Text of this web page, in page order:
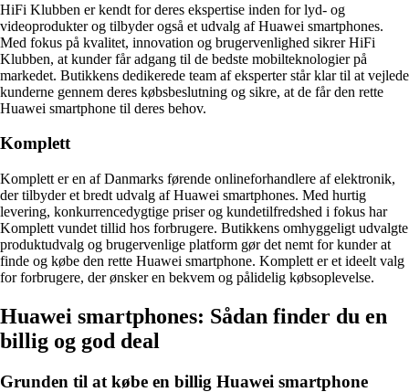
HiFi Klubben er kendt for deres ekspertise inden for lyd- og
videoprodukter og tilbyder også et udvalg af Huawei smartphones.
Med fokus på kvalitet, innovation og brugervenlighed sikrer HiFi
Klubben, at kunder får adgang til de bedste mobilteknologier på
markedet. Butikkens dedikerede team af eksperter står klar til at vejlede
kunderne gennem deres købsbeslutning og sikre, at de får den rette
Huawei smartphone til deres behov.
Komplett
Komplett er en af Danmarks førende onlineforhandlere af elektronik,
der tilbyder et bredt udvalg af Huawei smartphones. Med hurtig
levering, konkurrencedygtige priser og kundetilfredshed i fokus har
Komplett vundet tillid hos forbrugere. Butikkens omhyggeligt udvalgte
produktudvalg og brugervenlige platform gør det nemt for kunder at
finde og købe den rette Huawei smartphone. Komplett er et ideelt valg
for forbrugere, der ønsker en bekvem og pålidelig købsoplevelse.
Huawei smartphones: Sådan finder du en
billig og god deal
Grunden til at købe en billig Huawei smartphone